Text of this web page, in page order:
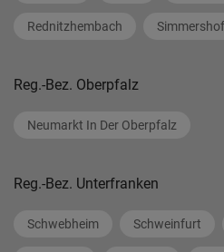
Rednitzhembach
Reg.-Bez. Oberpfalz
Neumarkt In Der Oberpfalz
Reg.-Bez. Unterfranken
Schwebheim Schweinfurt